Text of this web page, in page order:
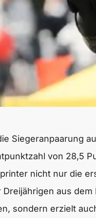
Siegeranpaarung
von 28,5
nicht nur die
aus
sondern erzielt